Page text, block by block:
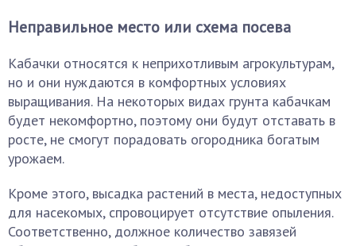
Неправильное место или схема посева
Кабачки относятся к неприхотливым агрокультурам,
но и они нуждаются в комфортных условиях
выращивания. На некоторых видах грунта кабачкам
будет некомфортно, поэтому они будут отставать в
росте, не смогут порадовать огородника богатым
урожаем.
Кроме этого, высадка растений в места, недоступных
для насекомых, спровоцирует отсутствие опыления.
Соответственно, должное количество завязей